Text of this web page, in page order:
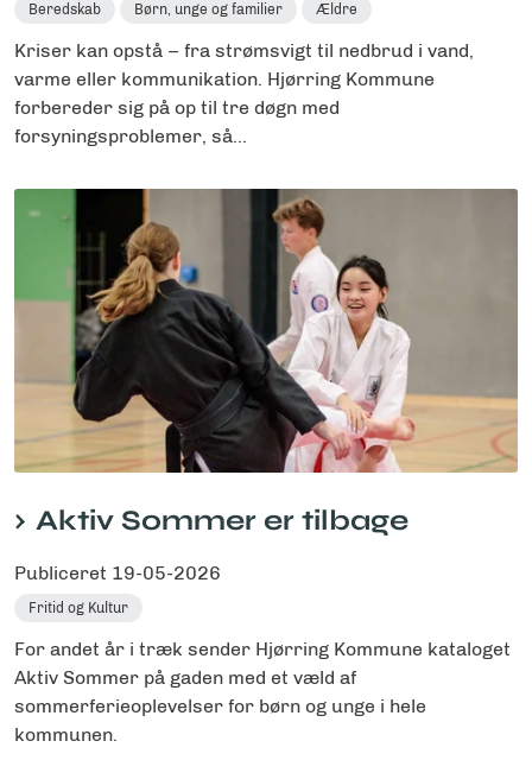
Beredskab Børn, unge og familier Ældre
Kriser kan opstå – fra strømsvigt til nedbrud i vand,
varme eller kommunikation. Hjørring Kommune
forbereder sig på op til tre døgn med
forsyningsproblemer, så...
Aktiv Sommer er tilbage
Publiceret 19-05-2026
Fritid og Kultur
For andet år i træk sender Hjørring Kommune kataloget
Aktiv Sommer på gaden med et væld af
sommerferieoplevelser for børn og unge i hele
kommunen.